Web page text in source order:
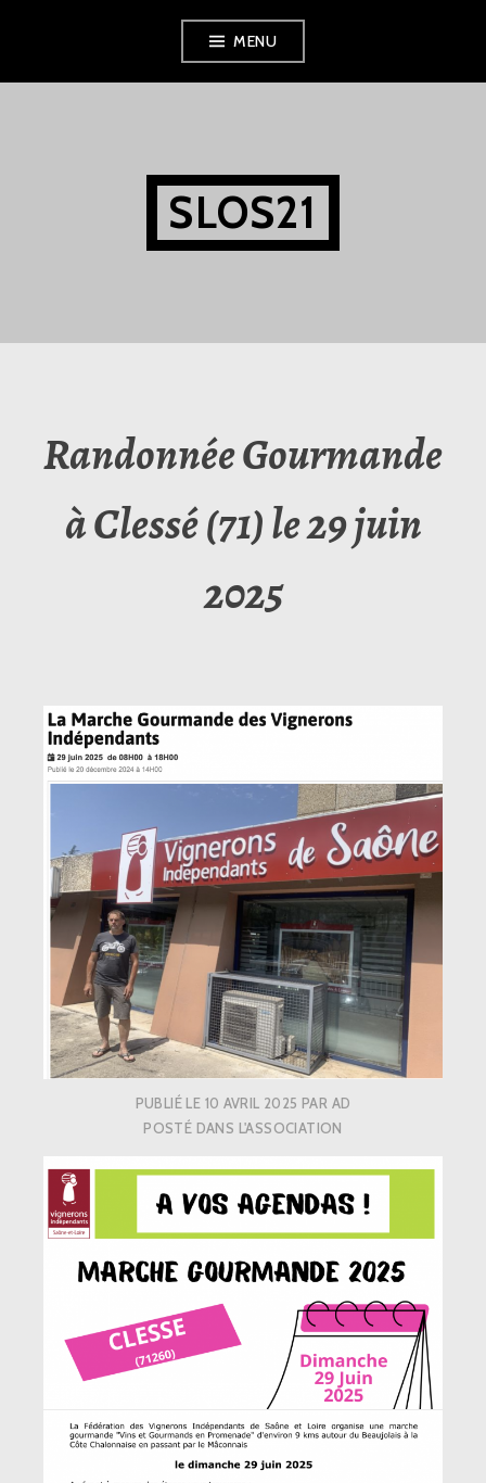
MENU
SLOS21
Randonnée Gourmande
à Clessé (71) le 29 juin
2025
PUBLIÉ LE 10 AVRIL 2025 PAR AD
POSTÉ DANS L'ASSOCIATION